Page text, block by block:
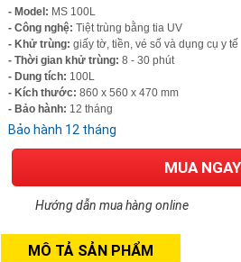
- Model: MS 100L
- Công nghệ: Tiệt trùng bằng tia UV
- Khử trùng: giấy tờ, tiền, vé số và dụng cụ y tế
- Thời gian khử trùng: 8 - 30 phút
- Dung tích: 100L
- Kích thước: 860 x 560 x 470 mm
- Bảo hành: 12 tháng
Bảo hành 12 tháng
MUA NGAY
Hướng dẫn mua hàng online
MÔ TẢ SẢN PHẨM